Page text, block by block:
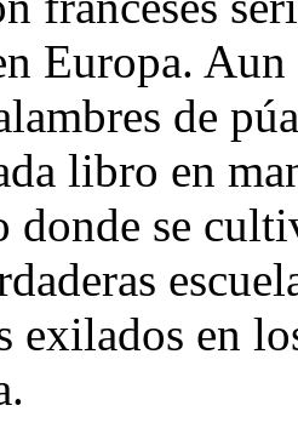
Europa.
de
libro en
donde se
exilados en